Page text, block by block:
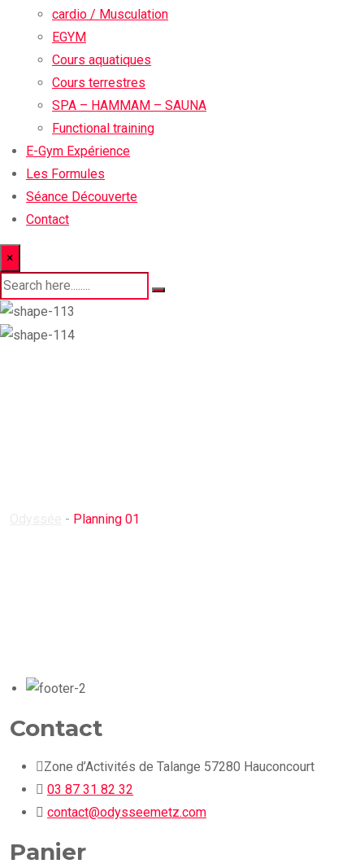
cardio / Musculation
EGYM
Cours aquatiques
Cours terrestres
SPA – HAMMAM – SAUNA
Functional training
E-Gym Expérience
Les Formules
Séance Découverte
Contact
×
- Planning 01
Contact
Zone d’Activités de Talange 57280 Hauconcourt
03 87 31 82 32
contact@odysseemetz.com
Panier